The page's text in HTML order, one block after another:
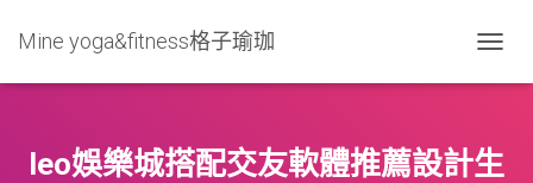
Mine yoga&fitness格子瑜珈
O
L
E
leo娛樂城搭配交友軟體推薦設計生